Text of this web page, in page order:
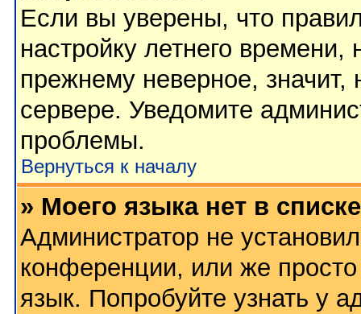
Если вы уверены, что
настройку летнего
прежнему неверное, значит,
сервере. Уведомите
проблемы.
Вернуться к началу
» Моего языка нет в
Администратор не
конференции, или же
язык. Попробуйте узнать у